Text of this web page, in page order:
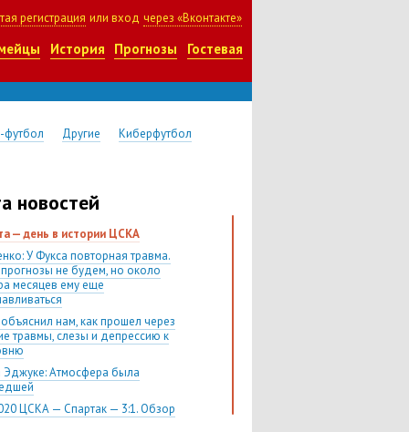
регистрация или вход через «Вконтакте»
История Прогнозы Гостевая
Другие Киберфутбол
новостей
— день в истории ЦСКА
У Фукса повторная травма.
не будем, но около
месяцев ему еще
нам, как прошел через
травмы, слезы и депрессию к
Атмосфера была
ЦСКА — Спартак — 3:1. Обзор